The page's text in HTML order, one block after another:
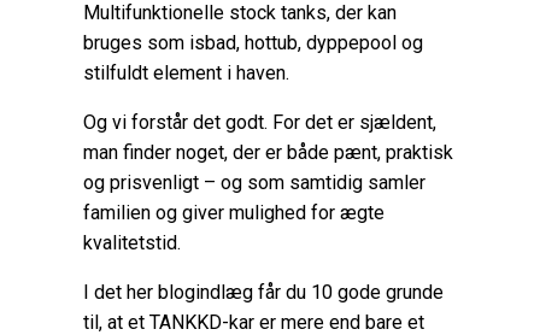
Multifunktionelle stock tanks, der kan
bruges som isbad, hottub, dyppepool og
stilfuldt element i haven.
Og vi forstår det godt. For det er sjældent,
man finder noget, der er både pænt, praktisk
og prisvenligt – og som samtidig samler
familien og giver mulighed for ægte
kvalitetstid.
I det her blogindlæg får du 10 gode grunde
til, at et TANKKD-kar er mere end bare et